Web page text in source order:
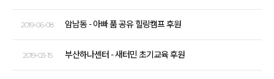
2019-06-08 암남동 - 아빠 품 공유 힐링캠프 후원
2019-03-15 부산하나센터 - 새터민 초기교육 후원